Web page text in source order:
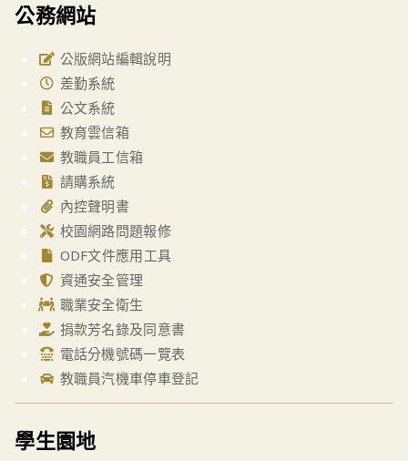
公務網站
公版網站編輯說明
差勤系統
公文系統
教育雲信箱
教職員工信箱
請購系統
內控聲明書
校園網路問題報修
ODF文件應用工具
資通安全管理
職業安全衛生
捐款芳名錄及同意書
電話分機號碼一覽表
教職員汽機車停車登記
學生園地